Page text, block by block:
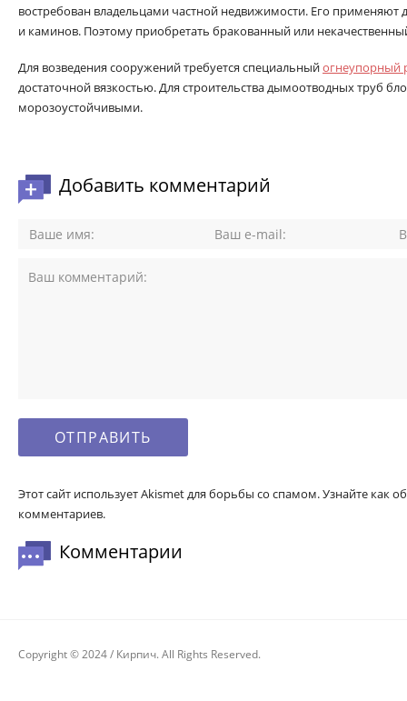
востребован владельцами частной недвижимости. Его применяют
и каминов. Поэтому приобретать бракованный или
Для возведения сооружений требуется специальныйогнеупорный
достаточной вязкостью. Для строительства дымоотводных труб
морозоустойчивыми.
Добавить комментарий
Этот сайт использует Akismet для борьбы со спамом. Узнайте как
комментариев.
Комментарии
Copyright © 2024 / Кирпич. All Rights Reserved.